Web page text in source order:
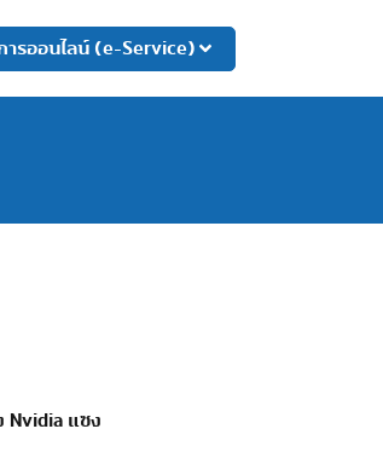
ารออนไลน์ (e-Service)
Nvidia แซง